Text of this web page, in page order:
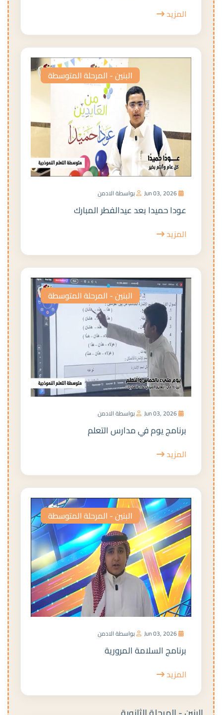
المزيد
البنين - المرحلة المتوسطة
بواسطة الادمن
عودا حميدا بعد عيدالفطر المبارك
المزيد
البنين - المرحلة المتوسطة
بواسطة الادمن
برنامج يوم في مدارس التعلم
المزيد
البنين - المرحلة المتوسطة
بواسطة الادمن
برنامج السلامة المرورية
المزيد